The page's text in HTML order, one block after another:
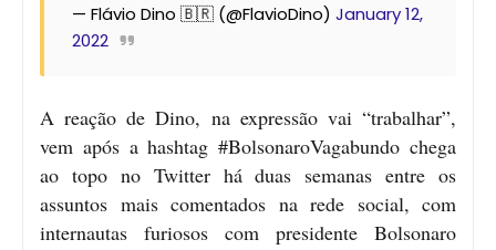
— Flávio Dino 🇧🇷 (@FlavioDino) January 12,
2022
A reação de Dino, na expressão vai “trabalhar”,
vem após a hashtag #BolsonaroVagabundo chega
ao topo no Twitter há duas semanas entre os
assuntos mais comentados na rede social, com
internautas furiosos com presidente Bolsonaro